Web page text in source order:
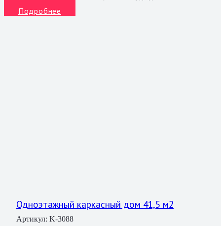
Подробнее
Одноэтажный каркасный дом 41,5 м2
Артикул: K-3088